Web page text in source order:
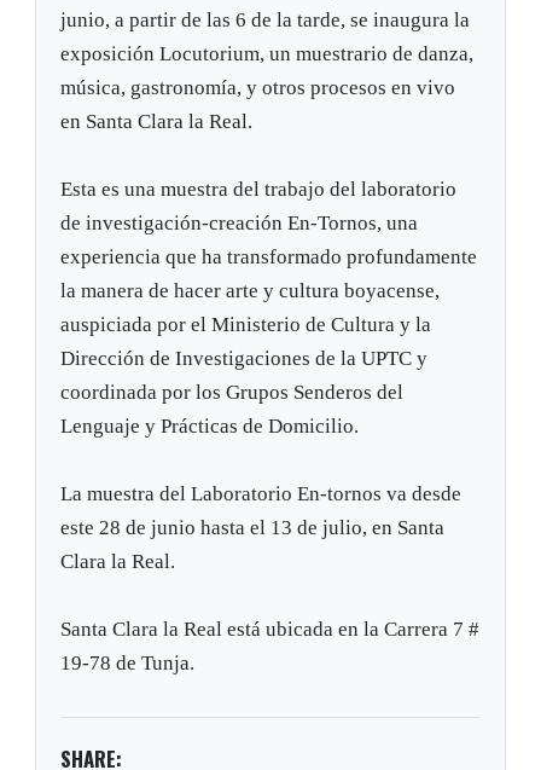
junio, a partir de las 6 de la tarde, se inaugura la
exposición Locutorium, un muestrario de danza,
música, gastronomía, y otros procesos en vivo
en Santa Clara la Real.
Esta es una muestra del trabajo del laboratorio
de investigación-creación En-Tornos, una
experiencia que ha transformado profundamente
la manera de hacer arte y cultura boyacense,
auspiciada por el Ministerio de Cultura y la
Dirección de Investigaciones de la UPTC y
coordinada por los Grupos Senderos del
Lenguaje y Prácticas de Domicilio.
La muestra del Laboratorio En-tornos va desde
este 28 de junio hasta el 13 de julio, en Santa
Clara la Real.
Santa Clara la Real está ubicada en la Carrera 7 #
19-78 de Tunja.
SHARE: